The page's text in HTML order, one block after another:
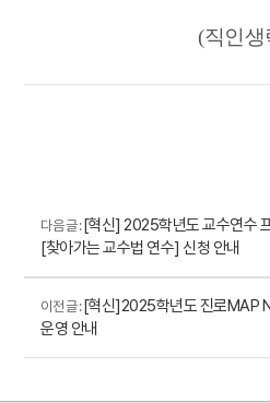
(직인생
다음 글 :[혁신] 2025학년도 교수연수
[찾아가는 교수법 연수] 신청 안내
이전 글 :[혁신]2025학년도 진로MAP
운영 안내